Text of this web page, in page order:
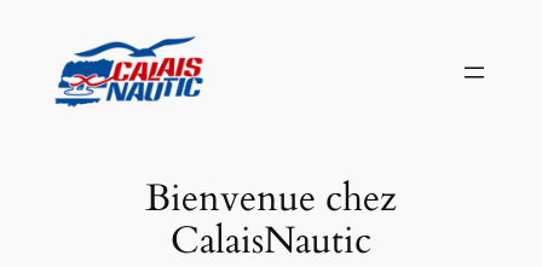
contenu
Bienvenue chez
CalaisNautic